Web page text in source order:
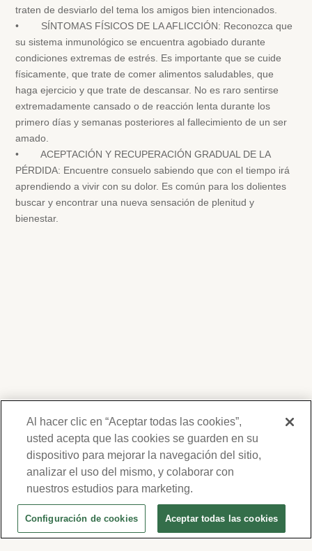
traten de desviarlo del tema los amigos bien intencionados.
• SÍNTOMAS FÍSICOS DE LA AFLICCIÓN: Reconozca que
su sistema inmunológico se encuentra agobiado durante
condiciones extremas de estrés. Es importante que se cuide
físicamente, que trate de comer alimentos saludables, que
haga ejercicio y que trate de descansar. No es raro sentirse
extremadamente cansado o de reacción lenta durante los
primero días y semanas posteriores al fallecimiento de un ser
amado.
• ACEPTACIÓN Y RECUPERACIÓN GRADUAL DE LA
PÉRDIDA: Encuentre consuelo sabiendo que con el tiempo irá
aprendiendo a vivir con su dolor. Es común para los dolientes
buscar y encontrar una nueva sensación de plenitud y
bienestar.
Gracias por su interés en Forest Lawn.
Nosotros respetamos su privacidad y no
compartiremos su información. Su
información será usada para
comunicarnos periódicamente con usted,
para ofertas y eventos. Por favor revise
Al hacer clic en “Aceptar todas las cookies”,
usted acepta que las cookies se guarden en su
dispositivo para mejorar la navegación del sitio,
analizar el uso del mismo, y colaborar con
nuestros estudios para marketing.
Configuración de cookies Aceptar todas las cookies